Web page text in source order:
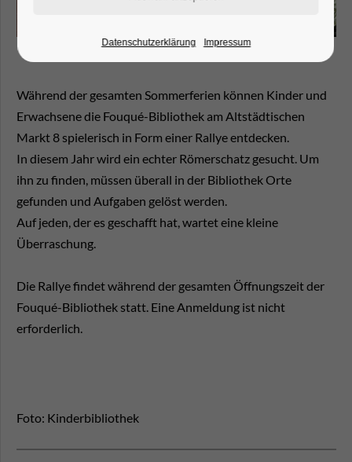
Während der gesamten Sommerferien können Kinder und
Erwachsene die Fouqué-Bibliothek am Altstädtischen
Markt 8 spielerisch in Form einer Rallye entdecken.
In diesem Jahr wird ein echter Römerschatz gesucht. Um
ihn zu finden, müssen überall in der Bibliothek Orte
gefunden und Aufgaben gelöst werden.
Auf jeden, der es geschafft hat, wartet eine kleine
Überraschung.
Die Rallye findet während der gesamten Öffnungszeit der
Fouqué-Bibliothek statt. Eine Anmeldung ist nicht
erforderlich.
Foto: Kinderbibliothek
Datenschutzerklärung Impressum